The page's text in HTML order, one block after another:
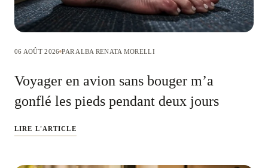
06 AOÛT 2026 PAR ALBA RENATA MORELLI
Voyager en avion sans bouger m’a
gonflé les pieds pendant deux jours
LIRE L'ARTICLE